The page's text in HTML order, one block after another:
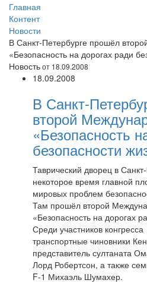
Главная
Контент
Новости
В Санкт-Петербурге прошёл
«Безопасность на дорогах ради
Новостьот 18.09.2008
18.09.2008
В Санкт-
второй
«Безопасность
безопасности
Таврический дворец в
некоторое время главной
мировых проблем
Там прошёл второй
«Безопасность на дорогах
Среди участников
транспортные чиновники
представитель султаната
Лорд Робертсон, а также
F-1 Михаэль Шумахер.